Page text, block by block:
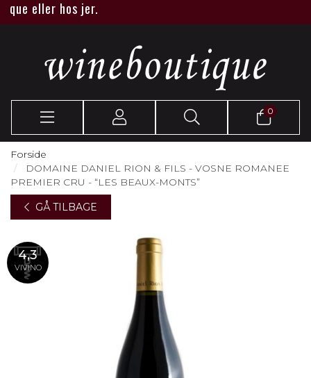
eller hos jer.
0
Forside
DOMAINE DANIEL RION & FILS - VOSNE ROMANEE
PREMIER CRU - “LES BEAUX-MONTS”
GÅ TILBAGE
4,3
VIVINO